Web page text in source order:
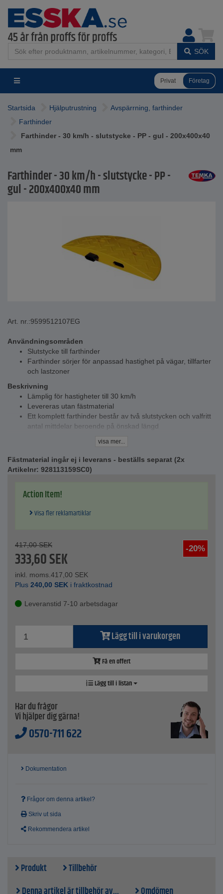
SÖK
Privat Företag
Startsida Hjälputrustning
Avspärrning, farthinder
Farthinder
Farthinder - 30 km/h - slutstycke - PP - gul - 200x400x40
mm
Farthinder - 30 km/h - slutstycke - PP -
gul - 200x400x40 mm
Art. nr.:9599512107EG
Användningsområden
Slutstycke till farthinder
Farthinder sörjer för anpassad hastighet på vägar, tillfarter
och lastzoner
Beskrivning
Lämplig för hastigheter till 30 km/h
Levereras utan fästmaterial
Ett komplett farthinder består av två slutstycken och valfritt
antal mittdelar beroende på önskad längd
Mått - 200x400x40 mm
Material - hård PP-kärna, mjuk PVC-mantel
visa mer...
Fästmaterial ingår ej i leverans - beställs separat (2x
Artikelnr: 928113159SC0)
Action Item!
Visa fler reklamartiklar
-20%
417,00 SEK
333,60SEK
inkl. moms.417,00 SEK
Plus 240,00 SEK i fraktkostnad
Leveranstid 7-10 arbetsdagar
Lägg till i varukorgen
Få en offert
Lägg till i listan
Har du frågor
Vi hjälper dig gärna!
0570-711 622
Dokumentation
Frågor om denna artikel?
Skriv ut sida
Rekommendera artikel
Produkt
Tillbehör